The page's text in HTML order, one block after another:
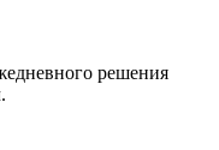
решения